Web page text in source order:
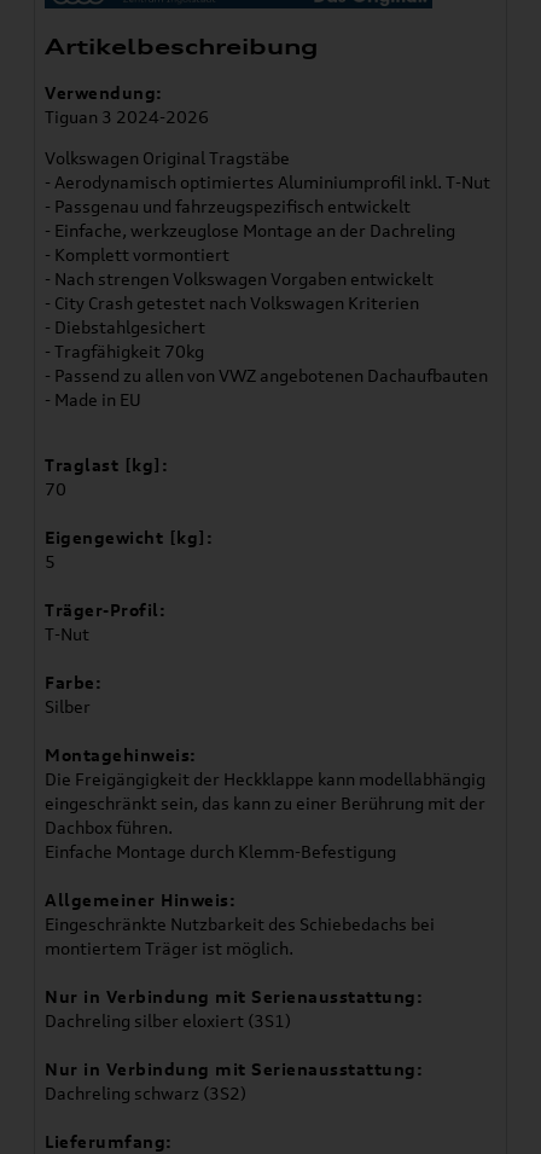
Artikelbeschreibung
Verwendung:
Tiguan 3 2024-2026
Volkswagen Original Tragstäbe
- Aerodynamisch optimiertes Aluminiumprofil inkl. T-Nut
- Passgenau und fahrzeugspezifisch entwickelt
- Einfache, werkzeuglose Montage an der Dachreling
- Komplett vormontiert
- Nach strengen Volkswagen Vorgaben entwickelt
- City Crash getestet nach Volkswagen Kriterien
- Diebstahlgesichert
- Tragfähigkeit 70kg
- Passend zu allen von VWZ angebotenen Dachaufbauten
- Made in EU
Traglast [kg]:
70
Eigengewicht [kg]:
5
Träger-Profil:
T-Nut
Farbe:
Silber
Montagehinweis:
Die Freigängigkeit der Heckklappe kann modellabhängig
eingeschränkt sein, das kann zu einer Berührung mit der
Dachbox führen.
Einfache Montage durch Klemm-Befestigung
Allgemeiner Hinweis:
Eingeschränkte Nutzbarkeit des Schiebedachs bei
montiertem Träger ist möglich.
Nur in Verbindung mit Serienausstattung:
Dachreling silber eloxiert (3S1)
Nur in Verbindung mit Serienausstattung:
Dachreling schwarz (3S2)
Lieferumfang: